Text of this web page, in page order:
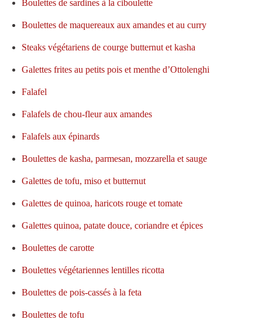
Boulettes de sardines à la ciboulette
Boulettes de maquereaux aux amandes et au curry
Steaks végétariens de courge butternut et kasha
Galettes frites au petits pois et menthe d’Ottolenghi
Falafel
Falafels de chou-fleur aux amandes
Falafels aux épinards
Boulettes de kasha, parmesan, mozzarella et sauge
Galettes de tofu, miso et butternut
Galettes de quinoa, haricots rouge et tomate
Galettes quinoa, patate douce, coriandre et épices
Boulettes de carotte
Boulettes végétariennes lentilles ricotta
Boulettes de pois-cassés à la feta
Boulettes de tofu